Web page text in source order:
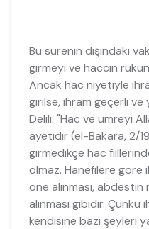
Bu sürenin dışındaki
girmeyi ve haccın
Ancak hac niyetiyle
girilse, ihram geçerli ve
Delili: "Hac ve umreyi
ayetidir (el-Bakara, 2/
girmedikçe hac
olmaz. Hanefilere
öne alınması,
alınması gibidir.
kendisine bazı şeyleri